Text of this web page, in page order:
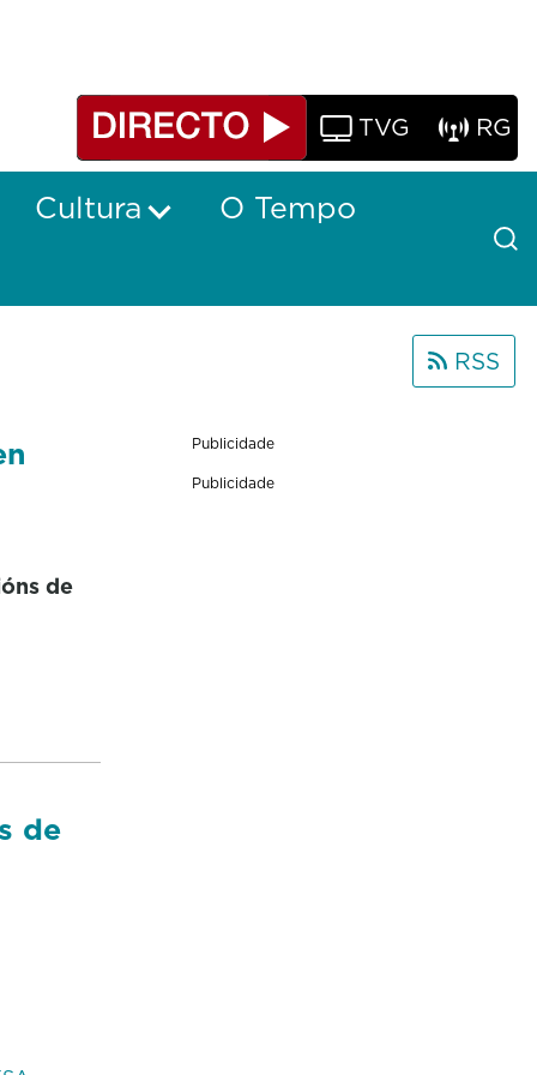
TVG RG
Cultura
O Tempo
RSS
de
de
Publicidade
Publicidade